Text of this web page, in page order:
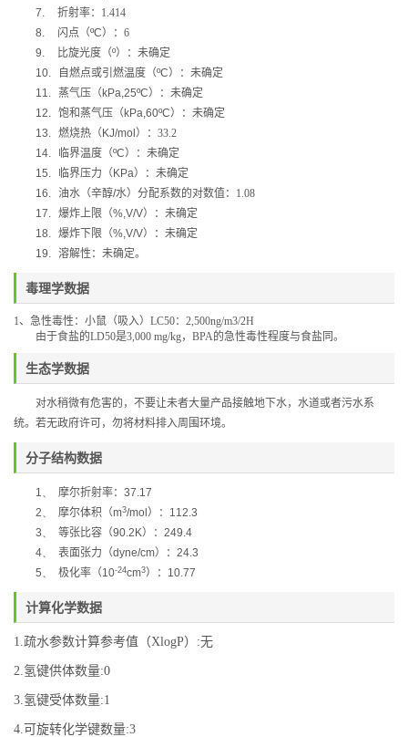
7.
折射率：1.414
8.
闪点（ºC）：6
9.
比旋光度（º）：未确定
10.
自燃点或引燃温度（ºC）：未确定
11.
蒸气压（ kPa,25ºC）：未确定
12. 饱和蒸气压（ kPa,60ºC）：未确定
13. 燃烧热（ KJ/mol ）：33.2
14.
临界温度（ºC）：未确定
15.
临界压力（ KPa）：未确定
16. 油水（辛醇/水）分配系数的对数值：1.08
17. 爆炸上限（%,V/V）：未确定
18. 爆炸下限（%,V/V）：未确定
19. 溶解性：未确定。
毒理学数据
1、急性毒性：小鼠（吸入） LC50： 2,500ng/m3/2H
由于食盐的LD50是3,000 mg/kg， BPA的急性毒性程度与食盐同。
生态学数据
对水稍微有危害的，不要让未者大量产品接触地下水，水道或者污水系
统。若无政府许可，勿将材料排入周围环境。
分子结构数据
1、 摩尔折射率： 37.17
2、
摩尔体积（m3/mol ）： 112.3
3、
等张比容（90.2K）： 249.4
4、
表面张力（dyne/cm）： 24.3
5、
极化率 （10-24cm3）： 10.77
计算化学数据
1.疏水参数计算参考值（XlogP）:无
2.氢键供体数量:0
3.氢键受体数量:1
4.可旋转化学键数量:3